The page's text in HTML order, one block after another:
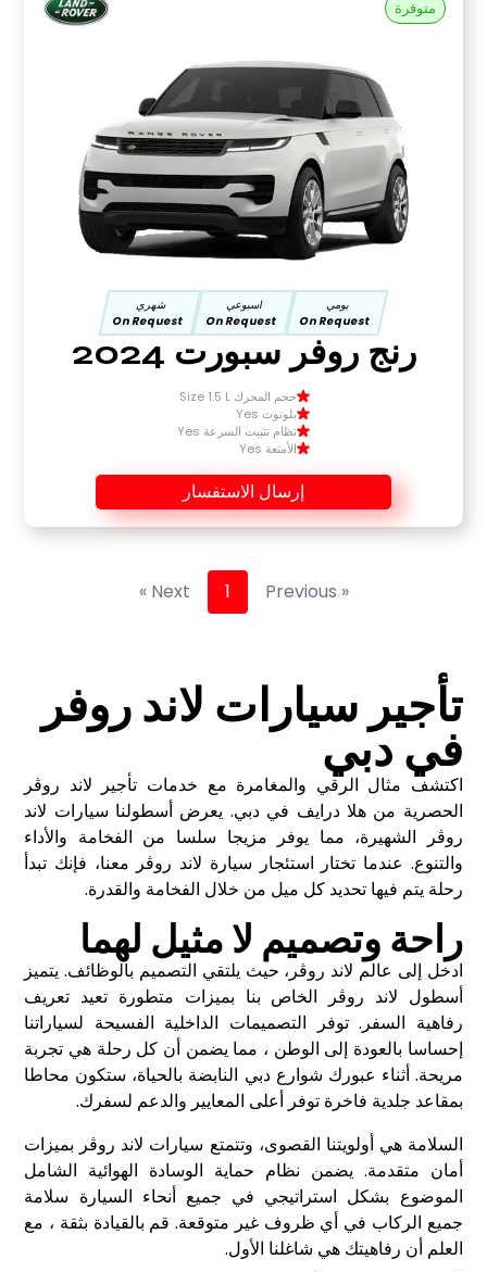
متوفرة
يومي
On Request
اسبوعي
On Request
شهري
On Request
رنج روفر سبورت 2024
حجم المحرك Size 1.5 L
بلوتوث Yes
نظام تثبيت السرعة Yes
الأمتعة Yes
إرسال الاستفسار
« Previous
1
Next »
تأجير سيارات لاند روفر
في دبي
اكتشف مثال الرقي والمغامرة مع خدمات تأجير لاند روڤر
الحصرية من هلا درايف في دبي. يعرض أسطولنا سيارات لاند
روڤر الشهيرة، مما يوفر مزيجا سلسا من الفخامة والأداء
والتنوع. عندما تختار استئجار سيارة لاند روڤر معنا، فإنك تبدأ
رحلة يتم فيها تحديد كل ميل من خلال الفخامة والقدرة.
راحة وتصميم لا مثيل لهما
ادخل إلى عالم لاند روڤر، حيث يلتقي التصميم بالوظائف. يتميز
أسطول لاند روڤر الخاص بنا بميزات متطورة تعيد تعريف
رفاهية السفر. توفر التصميمات الداخلية الفسيحة لسياراتنا
إحساسا بالعودة إلى الوطن ، مما يضمن أن كل رحلة هي تجربة
مريحة. أثناء عبورك شوارع دبي النابضة بالحياة، ستكون محاطا
بمقاعد جلدية فاخرة توفر أعلى المعايير والدعم لسفرك.
السلامة هي أولويتنا القصوى، وتتمتع سيارات لاند روڤر بميزات
أمان متقدمة. يضمن نظام حماية الوسادة الهوائية الشامل
الموضوع بشكل استراتيجي في جميع أنحاء السيارة سلامة
جميع الركاب في أي ظروف غير متوقعة. قم بالقيادة بثقة ، مع
العلم أن رفاهيتك هي شاغلنا الأول.